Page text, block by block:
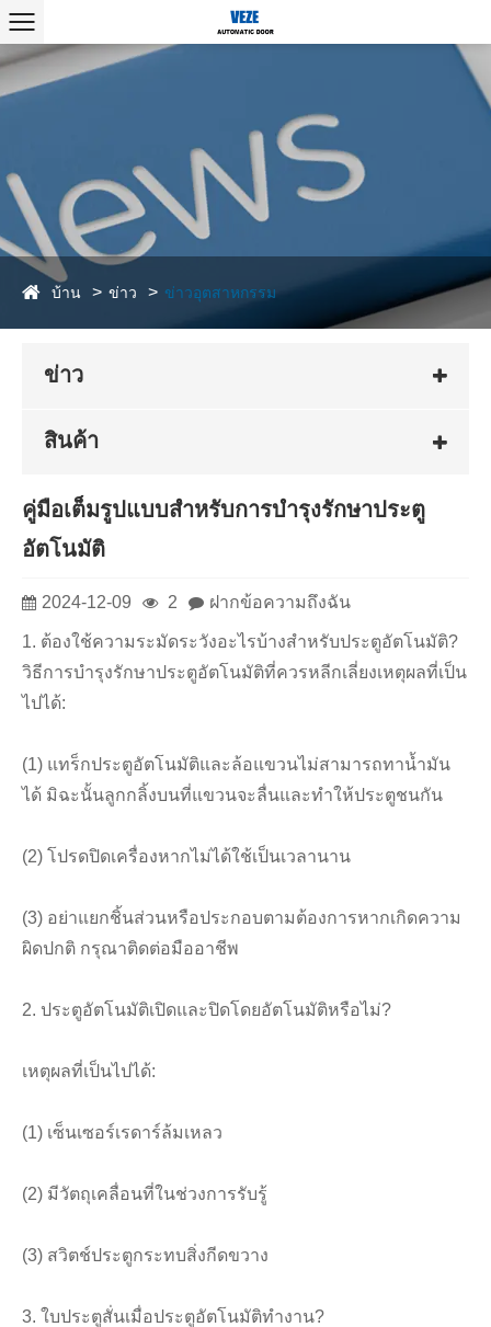
บ้าน ข่าว ข่าวอุตสาหกรรม
ข่าว
สินค้า
คู่มือเต็มรูปแบบสำหรับการบำรุงรักษาประตู
อัตโนมัติ
2024-12-09 2 ฝากข้อความถึงฉัน
1. ต้องใช้ความระมัดระวังอะไรบ้างสำหรับประตูอัตโนมัติ?
วิธีการบำรุงรักษาประตูอัตโนมัติที่ควรหลีกเลี่ยงเหตุผลที่เป็น
ไปได้:
(1) แทร็กประตูอัตโนมัติและล้อแขวนไม่สามารถทาน้ำมัน
ได้ มิฉะนั้นลูกกลิ้งบนที่แขวนจะลื่นและทำให้ประตูชนกัน
(2) โปรดปิดเครื่องหากไม่ได้ใช้เป็นเวลานาน
(3) อย่าแยกชิ้นส่วนหรือประกอบตามต้องการหากเกิดความ
ผิดปกติ กรุณาติดต่อมืออาชีพ
2. ประตูอัตโนมัติเปิดและปิดโดยอัตโนมัติหรือไม่?
เหตุผลที่เป็นไปได้:
(1) เซ็นเซอร์เรดาร์ล้มเหลว
(2) มีวัตถุเคลื่อนที่ในช่วงการรับรู้
(3) สวิตช์ประตูกระทบสิ่งกีดขวาง
3. ใบประตูสั่นเมื่อประตูอัตโนมัติทำงาน?